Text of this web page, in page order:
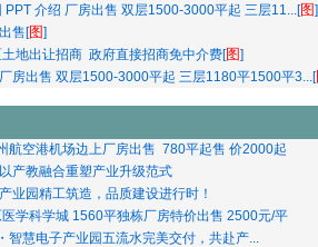
介绍 厂房出售 双层1500-3000平起 三层11...[图]
售[图]
地出让招商 政府直接招商免中介费[图]
房出售 双层1500-3000平起 三层1180平1500平3...[
航空港机场边上厂房出售 780平起售 价2000起
产教融合重塑产业升级范式
业园精工筑造，品质建设进行时！
学科学城 1560平独栋厂房特价出售 2500元/平
智慧电子产业园五流水完美交付，共赴产...